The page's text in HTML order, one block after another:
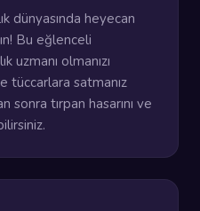
dünyasında heyecan
Bu eğlenceli
uzmanı olmanızı
tüccarlara satmanız
sonra tırpan hasarını ve